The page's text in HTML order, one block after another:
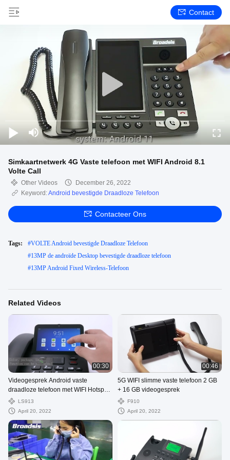
Contact
Simkaartnetwerk 4G Vaste telefoon met WIFI Android 8.1
Volte Call
Other Videos
December 26, 2022
Keyword:Android bevestigde Draadloze Telefoon
Contacteer Ons
Tags: #VOLTE Android bevestigde Draadloze Telefoon
#13MP de androïde Desktop bevestigde draadloze telefoon
#13MP Android Fixed Wireless-Telefoon
Related Videos
00:30
Videogesprek Android vaste
draadloze telefoon met WIFI Hotspot
Bluetooth
LS913
April 20, 2022
00:46
5G WIFI slimme vaste telefoon 2 GB
+ 16 GB videogesprek
F910
April 20, 2022